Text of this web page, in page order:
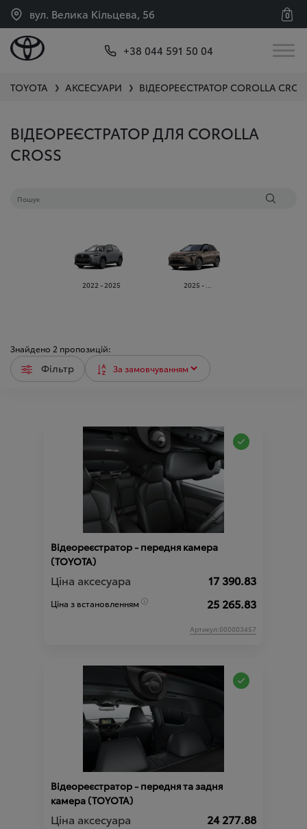
вул. Велика Кільцева, 56 0
+38 044 591 50 04
TOYOTA ❯ АКСЕСУАРИ ❯ ВІДЕОРЕЄСТРАТОР COROLLA
ВІДЕОРЕЄСТРАТОР ДЛЯ COROLLA
CROSS
2022 - 2025 2025 - ...
Знайдено 2 пропозицій:
Фільтр
Відеореєстратор - передня камера
(TOYOTA)
Ціна аксесуара 17 390.83
Ціна з встановленням 25 265.83
Артикул:000003457
Відеореєстратор - передня та задня
камера (TOYOTA)
Ціна аксесуара 24 277.88